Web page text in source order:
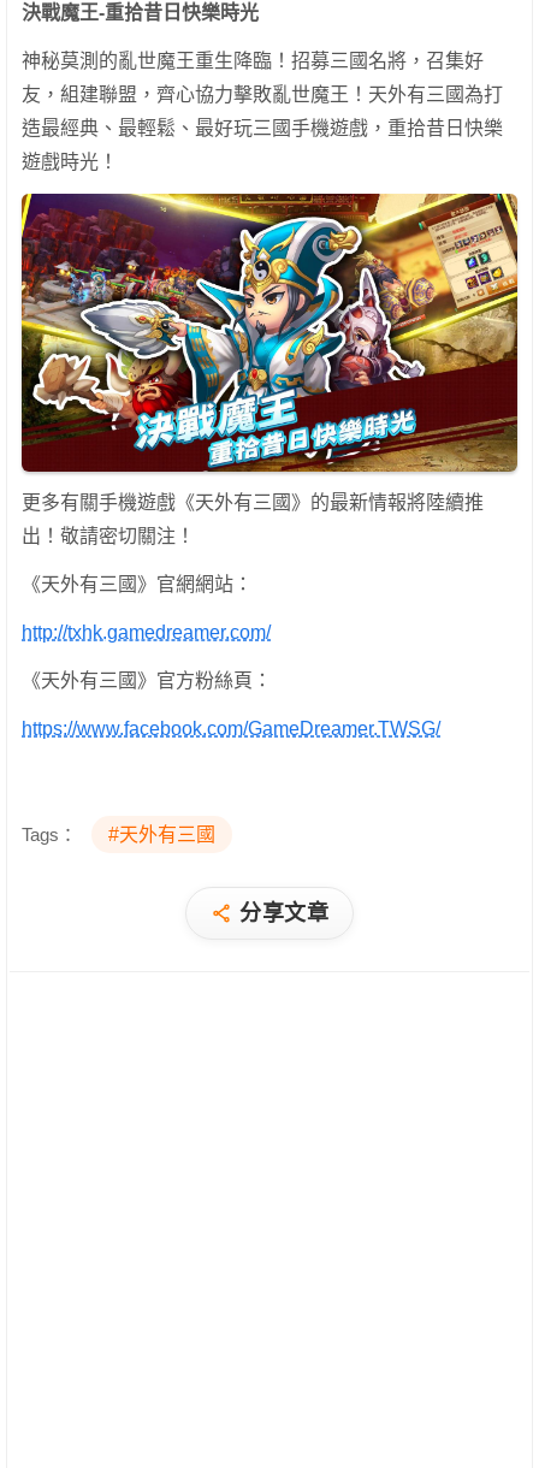
決戰魔王-重拾昔日快樂時光
神秘莫測的亂世魔王重生降臨！招募三國名將，召集好
友，組建聯盟，齊心協力擊敗亂世魔王！天外有三國為打
造最經典、最輕鬆、最好玩三國手機遊戲，重拾昔日快樂
遊戲時光！
更多有關手機遊戲《天外有三國》的最新情報將陸續推
出！敬請密切關注！
《天外有三國》官網網站：
http://txhk.gamedreamer.com/
《天外有三國》官方粉絲頁：
https://www.facebook.com/GameDreamer.TWSG/
Tags： #天外有三國
分享文章